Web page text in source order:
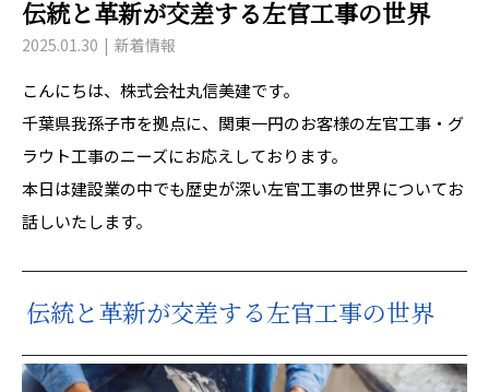
伝統と革新が交差する左官工事の世界
2025.01.30 新着情報
こんにちは、株式会社丸信美建です。
千葉県我孫子市を拠点に、関東一円のお客様の左官工事・グ
ラウト工事のニーズにお応えしております。
本日は建設業の中でも歴史が深い左官工事の世界についてお
話しいたします。
伝統と革新が交差する左官工事の世界